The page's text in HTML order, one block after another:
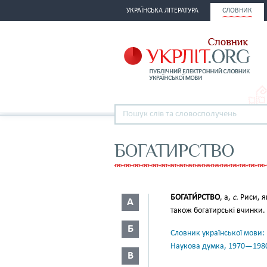
УКРАЇНСЬКА ЛІТЕРАТУРА СЛОВНИК
БОГАТИРСТВО
А
Б
В
БОГАТИ́РСТВО, а, с. Риси,
також богатирські вчинки.
Словник української
Наукова думка,